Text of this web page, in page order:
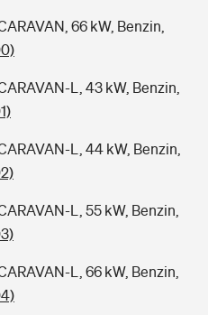
66 kW, Benzin,
L, 43 kW, Benzin,
L, 44 kW, Benzin,
L, 55 kW, Benzin,
L, 66 kW, Benzin,